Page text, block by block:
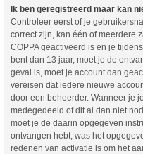
Ik ben geregistreerd maar kan
Controleer eerst of je
correct zijn, kan één of meerdere
COPPA geactiveerd is en je
bent dan 13 jaar, moet je de
geval is, moet je account dan
vereisen dat iedere nieuwe
door een beheerder. Wanneer je
medegedeeld of dit al dan niet
moet je de daarin opgegeven
ontvangen hebt, was het
redenen van activatie is om het